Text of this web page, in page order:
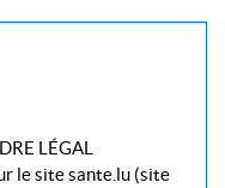
LÉGAL
le site sante.lu (site